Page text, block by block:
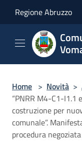
Regione Abruzzo
Home > Novità >
“PNRR M4-C1-I1.1
costruzione per
comunale”.
procedura